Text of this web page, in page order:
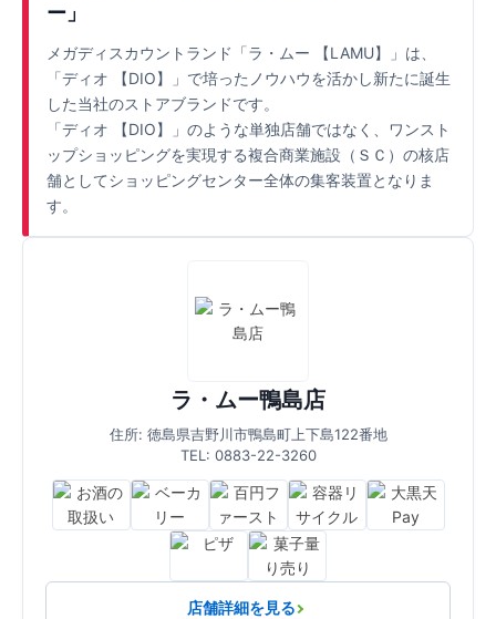
ー」
メガディスカウントランド「ラ・ムー 【LAMU】」は、
「ディオ 【DIO】」で培ったノウハウを活かし新たに誕生
した当社のストアブランドです。
「ディオ 【DIO】」のような単独店舗ではなく、ワンスト
ップショッピングを実現する複合商業施設（ＳＣ）の核店
舗としてショッピングセンター全体の集客装置となりま
す。
ラ・ムー鴨島店
住所: 徳島県吉野川市鴨島町上下島122番地
TEL: 0883-22-3260
店舗詳細を見る